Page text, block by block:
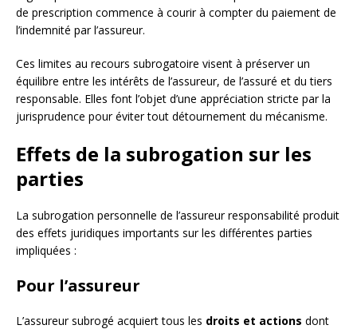
de prescription commence à courir à compter du paiement de
l’indemnité par l’assureur.
Ces limites au recours subrogatoire visent à préserver un
équilibre entre les intérêts de l’assureur, de l’assuré et du tiers
responsable. Elles font l’objet d’une appréciation stricte par la
jurisprudence pour éviter tout détournement du mécanisme.
Effets de la subrogation sur les
parties
La subrogation personnelle de l’assureur responsabilité produit
des effets juridiques importants sur les différentes parties
impliquées :
Pour l’assureur
L’assureur subrogé acquiert tous les droits et actions dont